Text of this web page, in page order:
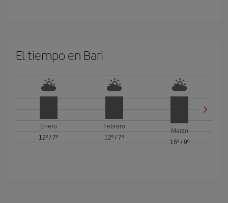
El tiempo en Bari
Enero
12º /7º
Febrero
12º / 7º
Marzo
15º/ 9º